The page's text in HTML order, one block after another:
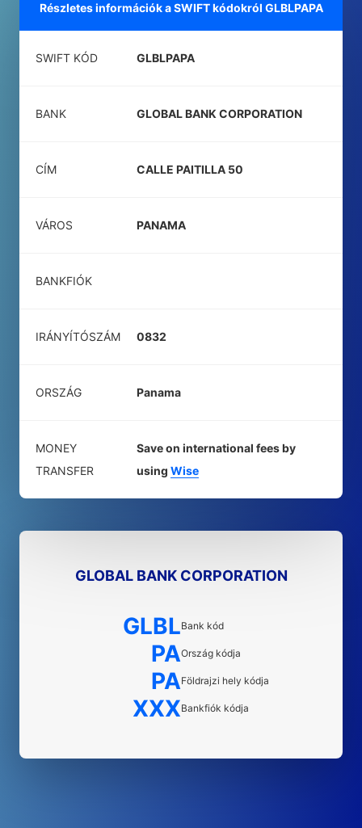
Részletes információk a SWIFT kódokról GLBLPAPA
SWIFT KÓD GLBLPAPA
BANK GLOBAL BANK CORPORATION
CÍM CALLE PAITILLA 50
VÁROS PANAMA
BANKFIÓK
IRÁNYÍTÓSZÁM 0832
ORSZÁG Panama
MONEY
TRANSFER
Save on international fees by
using Wise
GLOBAL BANK CORPORATION
GLBLBank kód
PAOrszág kódja
PAFöldrajzi hely kódja
XXXBankfiók kódja